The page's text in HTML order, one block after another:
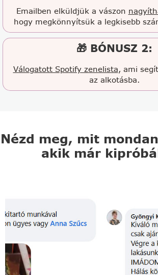
Emailben elküldjük a vászon
hogy megkönnyítsük a legkisebb
🎁 BÓNUSZ 2:
Válogatott Spotify zenelista, ami
az alkotásba.
Nézd meg, mit
akik már